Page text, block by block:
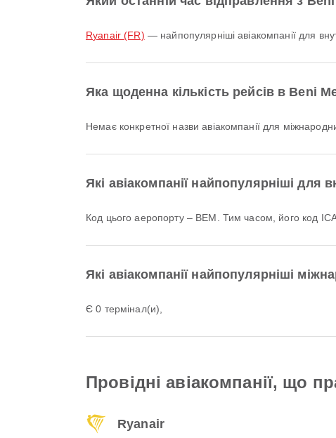
Ryanair (FR) — найпопулярніші авіакомпанії для
Яка щоденна кількість рейсів в Beni
Немає конкретної назви авіакомпанії для
Які авіакомпанії найпопулярніші для
Код цього аеропорту – BEM. Тим часом, його код
Які авіакомпанії найпопулярніші
Є 0 термінал(и),
Провідні авіакомпанії, що
Ryanair